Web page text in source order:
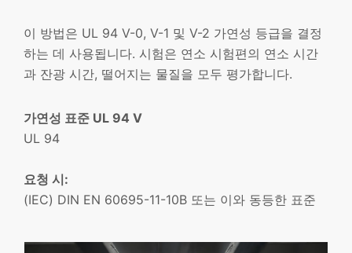
이 방법은 UL 94 V-0, V-1 및 V-2 가연성 등급을 결정
하는 데 사용됩니다. 시험은 연소 시험편의 연소 시간
과 잔광 시간, 떨어지는 물질을 모두 평가합니다.
가연성 표준 UL 94 V
UL 94
요청 시:
(IEC) DIN EN 60695-11-10B 또는 이와 동등한 표준